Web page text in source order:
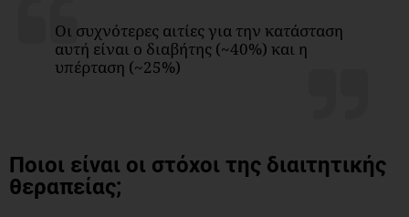
Οι συχνότερες αιτίες για την κατάσταση
αυτή είναι ο διαβήτης (~40%) και η
υπέρταση (~25%)
Ποιοι είναι οι στόχοι της διαιτητικής
θεραπείας;